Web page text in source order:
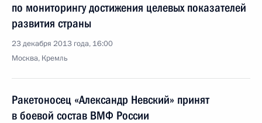
по мониторингу достижения целевых показателей
развития страны
23 декабря 2013 года, 16:00
Москва, Кремль
Ракетоносец «Александр Невский» принят
в боевой состав ВМФ России